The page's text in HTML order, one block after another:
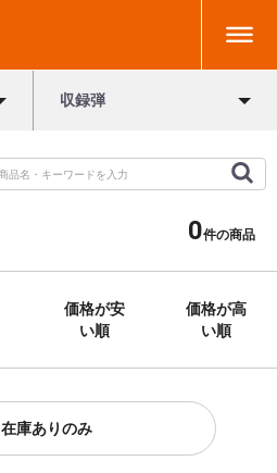
収録弾
0件の商品
価格が安
い順
価格が高
い順
在庫ありのみ